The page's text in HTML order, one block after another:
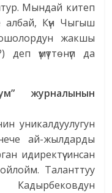
Мындай китеп
албай, Күн Чыгыш
жакшы
үмүттөнүп да
журналынын
уникалдуулугун
ай-жылдарды
идиректүү инсан
Таланттуу